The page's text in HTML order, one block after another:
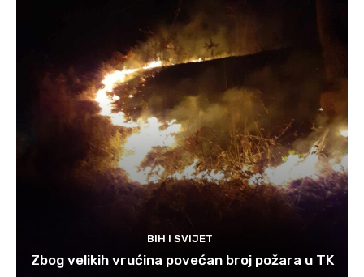
BIH I SVIJET
Zbog velikih vrućina povećan broj požara u TK